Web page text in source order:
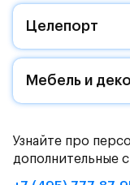
от группы
Подушкинским
Он сочетает
престижный
возможность
чистовой
квартал станет
Целепорт
Мебель и
Узнайте про
дополнительные